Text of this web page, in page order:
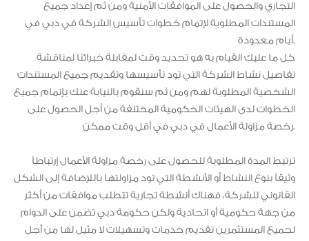
التجاري والحصول على الموافقات الأمنية ومن ثم إعداد جميع
المستندات المطلوبة لإتمام خطوات تأسيس الشركة في دبي في
أيام معدودة.
كل ما عليك القيام به هو تحديد وقت لمقابلة خبرائنا لمناقشة
تفاصيل نشاط الشركة التي تود تأسيسها وتقديم جميع المستندات
الشخصية المطلوبة لهم ومن ثم سنقوم بالنيابة عنك بإتمام جميع
الخطوات لدى الهيئات الحكومية المختلفة من أجل الحصول على
رخصة مزاولة الأعمال في دبي في أقل وقت ممكن.
ترتبط المدة المطلوبة للحصول على رخصة مزاولة الأعمال إرتباطاً
وثيقاً بنوع النشاط أو الأنشطة التي تود مزاولتها باللإضافة إلى الشكل
القانوني للشركة، فهناك أنشطة تجارية تتطلب موافقات من أكثر
من جهة حكومية أو اتحادية ولكن حكومة دبي تضمن على الدوام
لجميع المستثمرين تقديم خدمات وتسهيلات لا مثيل لها من أجل